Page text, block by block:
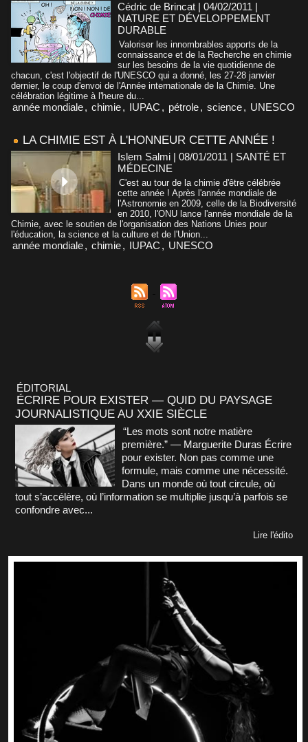
Cédric de Brincat | 04/02/2011 |
NATURE ET DÉVELOPPEMENT
DURABLE
Valoriser les innombrables apports de la
connaissance et de la Recherche en chimie
sur les besoins de la vie quotidienne de
chacun, c'est l'objectif de l'UNESCO qui a donné, les 27-28 janvier
dernier, le coup d'envoi de l'Année internationale de la Chimie. Une
célébration légitime à l'heure du...
année mondiale, chimie, IUPAC , pétrole, science, UNESCO
LA CHIMIE EST À L'HONNEUR CETTE ANNÉE !
Islem Salmi | 08/01/2011 | SANTÉ ET
MÉDECINE
C'est au tour de la chimie d'être célébrée
cette année ! Après l'année mondiale de
l'Astronomie en 2009, celle de la Biodiversité
en 2010, l'ONU lance l'année mondiale de la
Chimie, avec le soutien de l'organisation des Nations Unies pour
l'éducation, la science et la culture et de l'Union...
année mondiale, chimie, IUPAC , UNESCO
ÉDITORIAL
ÉCRIRE POUR EXISTER — QUID DU PAYSAGE
JOURNALISTIQUE AU XXIE SIÈCLE
“Les mots sont notre matière
première.” — Marguerite Duras Écrire
pour exister. Non pas comme une
formule, mais comme une nécessité.
Dans un monde où tout circule, où
tout s’accélère, où l’information se multiplie jusqu’à parfois se
confondre avec...
Lire l'édito